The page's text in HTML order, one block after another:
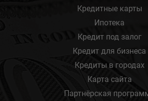
Кредитные карты
Ипотека
Кредит под залог
Кредит для бизнеса
Кредиты в городах
Карта сайта
Партнёрская